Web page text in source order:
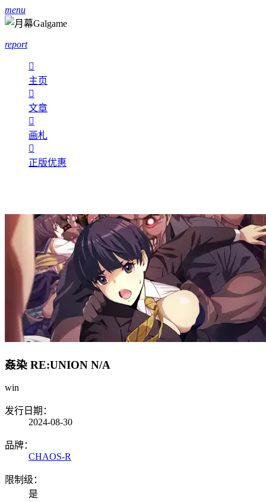
menu
report

主页

文章

画札

正版优惠
姦染 RE:UNION N/A
win
发行日期：
2024-08-30
品牌：
CHAOS-R
限制级：
是